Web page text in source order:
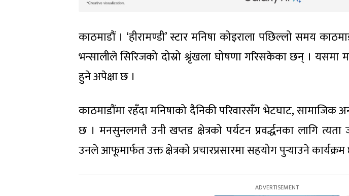
काठमाडौं । ‘हीरामण्डी’ स्टार मनिषा कोइराला पछिल्लो समय
भन्सालीले सिरिजको दोस्रो श्रृंखला घोषणा गरिसकेका छन् । यसमा
हुने अपेक्षा छ ।
काठमाडौंमा रहँदा मनिषाको दैनिकी परिवारसँग भेटघाट, सामाजिक
छ । मनसुनलगत्तै उनी खप्तड क्षेत्रको पर्यटन प्रवर्द्धनका लागि
उनले आफूमार्फत उक्त क्षेत्रको प्रचारप्रसारमा सहयोग पुर्‍याउने